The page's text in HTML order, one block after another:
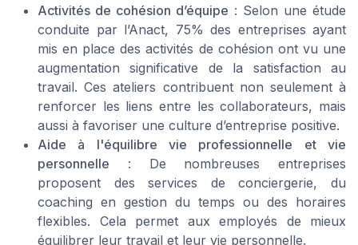
Activités de cohésion d’équipe : Selon une étude
conduite par l’Anact, 75% des entreprises ayant
mis en place des activités de cohésion ont vu une
augmentation significative de la satisfaction au
travail. Ces ateliers contribuent non seulement à
renforcer les liens entre les collaborateurs, mais
aussi à favoriser une culture d’entreprise positive.
Aide à l'équilibre vie professionnelle et vie
personnelle : De nombreuses entreprises
proposent des services de conciergerie, du
coaching en gestion du temps ou des horaires
flexibles. Cela permet aux employés de mieux
équilibrer leur travail et leur vie personnelle.